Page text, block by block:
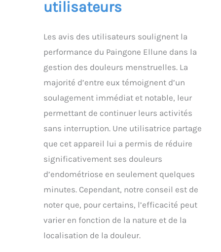
Une simple pression
douce et ciblée. Ne
convient pas aux
femmes enceintes ni
aux personnes portant
un stimulateur
cardiaque (pacemaker),
un dispositif médical
implanté, souffrant de
cardiaque ou
d'épilepsie
utilisateurs
Les avis des utilisateurs soulignent la
performance du Paingone Ellune dans la
gestion des douleurs menstruelles. La
majorité d’entre eux témoignent d’un
soulagement immédiat et notable, leur
permettant de continuer leurs activités
sans interruption. Une utilisatrice partage
que cet appareil lui a permis de réduire
significativement ses douleurs
d’endométriose en seulement quelques
minutes. Cependant, notre conseil est de
noter que, pour certains, l’efficacité peut
varier en fonction de la nature et de la
localisation de la douleur.